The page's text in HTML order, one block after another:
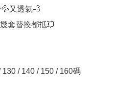
又透氣💨
套替換都抵💥
/ 140 / 150 / 160碼